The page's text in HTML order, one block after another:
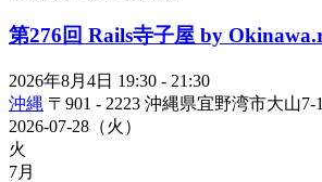
第276回 Rails寺子屋 by
2026年8月4日 19:30 - 21:30
沖縄 〒901 - 2223 沖縄県宜野湾市大山
2026-07-28（火）
火
7月